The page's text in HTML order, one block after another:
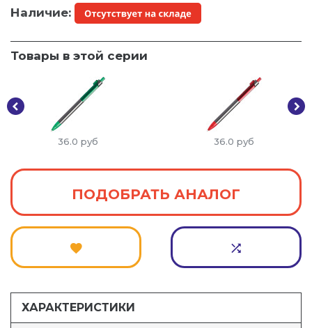
Наличие:
Товары в этой серии
36.0 руб 36.0 руб
ПОДОБРАТЬ АНАЛОГ
ХАРАКТЕРИСТИКИ